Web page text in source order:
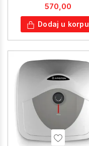
570,00
Dodaj u korpu